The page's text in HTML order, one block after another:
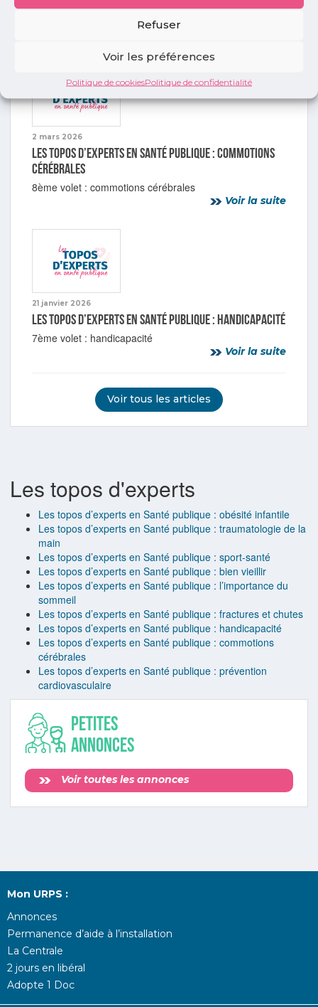
Refuser
Voir les préférences
Politique de cookiesPolitique de confidentialité
9ème volet : prévention cardiovasculaire
2 mars 2026
Les topos d’experts en Santé publique : commotions
cérébrales
8ème volet : commotions cérébrales
Voir la suite
21 janvier 2026
Les topos d’experts en Santé publique : handicapacité
7ème volet : handicapacité
Voir la suite
Voir tous les articles
Les topos d'experts
Les topos d’experts en Santé publique : obésité infantile
Les topos d’experts en Santé publique : traumatologie de la
main
Les topos d’experts en Santé publique : sport-santé
Les topos d’experts en Santé publique : bien vieillir
Les topos d’experts en Santé publique : l’importance du
sommeil
Les topos d’experts en Santé publique : fractures et chutes
Les topos d’experts en Santé publique : handicapacité
Les topos d’experts en Santé publique : commotions
cérébrales
Les topos d’experts en Santé publique : prévention
cardiovasculaire
Petites
annonces
Voir toutes les annonces
Mon URPS :
Annonces
Permanence d’aide à l’installation
La Centrale
2 jours en libéral
Adopte 1 Doc